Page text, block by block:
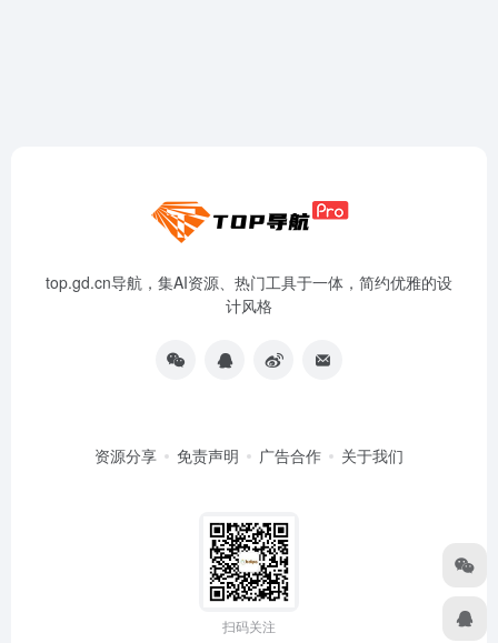
top.gd.cn导航，集AI资源、热门工具于一体，简约优雅的设
计风格
资源分享 免责声明 广告合作 关于我们
扫码关注